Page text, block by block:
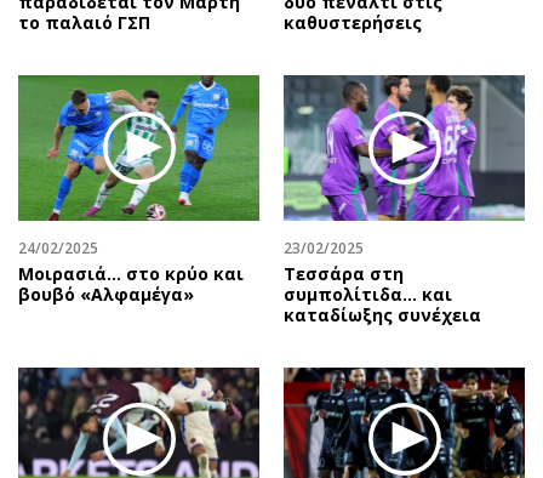
το παλαιό ΓΣΠ
καθυστερήσεις
24/02/2025
Μοιρασιά… στο κρύο και
βουβό «Αλφαμέγα»
23/02/2025
Τεσσάρα στη
συμπολίτιδα... και
καταδίωξης συνέχεια